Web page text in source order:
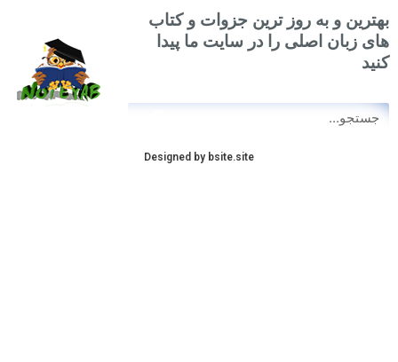
و به روز ترین جزوات و کتاب
اصلی را در سایت ما پیدا
Search
Designed by bsite.site